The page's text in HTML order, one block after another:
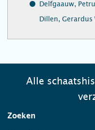
Delfgaauw,
Dillen,
Alle
Zoeken